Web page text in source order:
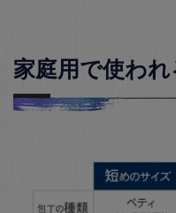
家庭用で使わ